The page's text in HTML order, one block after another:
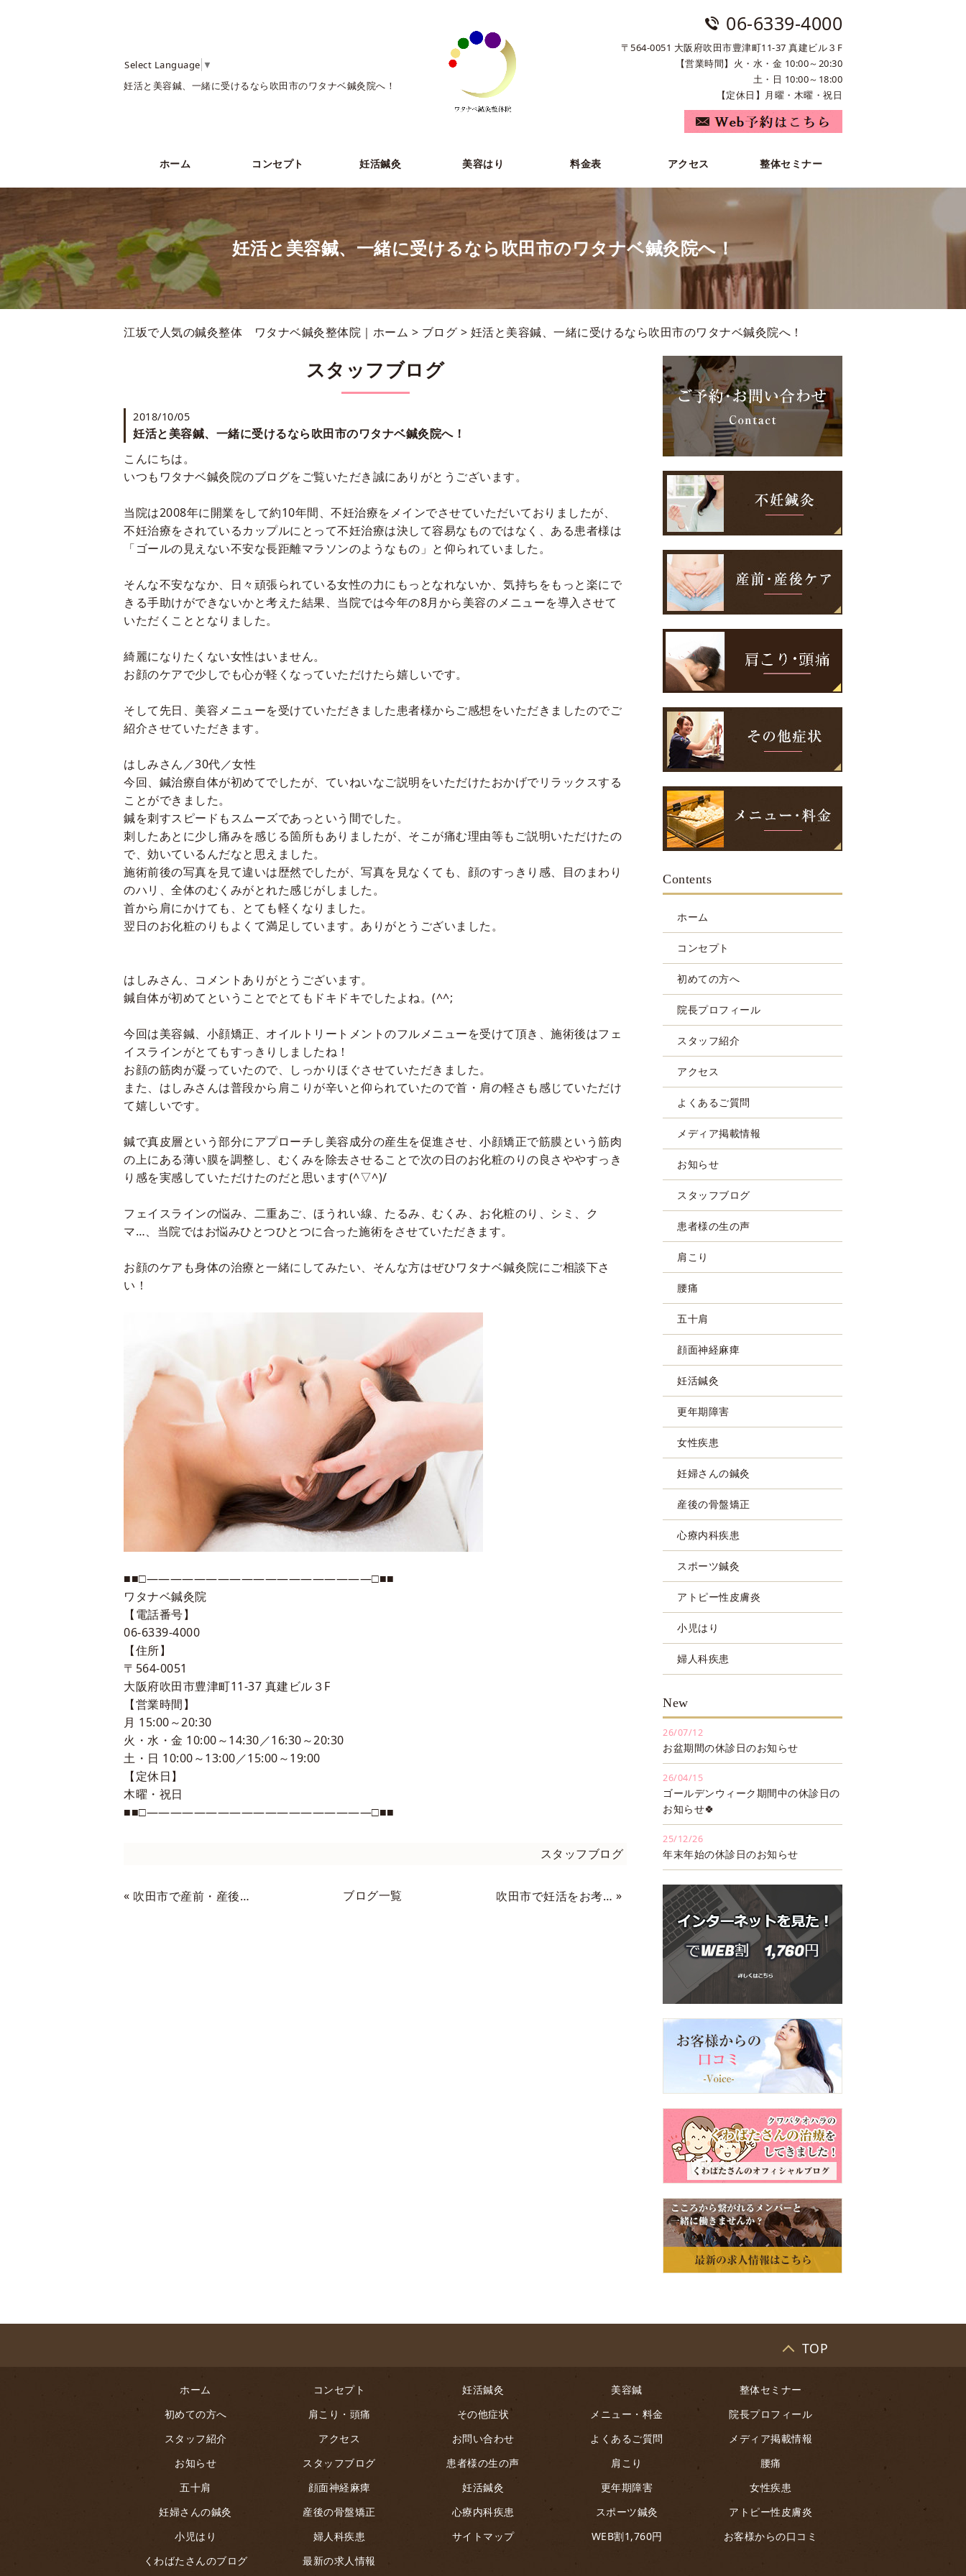
Select Language ▼
妊活と美容鍼、一緒に受けるなら吹田市のワタナベ鍼灸院へ！
06-6339-4000
〒564-0051 大阪府吹田市豊津町11-37 真建ビル３F
【営業時間】火・水・金 10:00～20:30
土・日 10:00～18:00
【定休日】月曜・木曜・祝日
ホーム コンセプト 妊活鍼灸 美容はり 料金表 アクセス 整体セミナー
妊活と美容鍼、一緒に受けるなら吹田市のワタナベ鍼灸院へ！
江坂で人気の鍼灸整体 ワタナベ鍼灸整体院｜ホーム > ブログ > 妊活と美容鍼、一緒に受けるなら吹田市のワタナベ鍼灸院へ！
スタッフブログ
2018/10/05
妊活と美容鍼、一緒に受けるなら吹田市のワタナベ鍼灸院へ！
こんにちは。
いつもワタナベ鍼灸院のブログをご覧いただき誠にありがとうございます。
当院は2008年に開業をして約10年間、不妊治療をメインでさせていただいておりましたが、
不妊治療をされているカップルにとって不妊治療は決して容易なものではなく、ある患者様は
「ゴールの見えない不安な長距離マラソンのようなもの」と仰られていました。
そんな不安ななか、日々頑張られている女性の力にもっとなれないか、気持ちをもっと楽にで
きる手助けができないかと考えた結果、当院では今年の8月から美容のメニューを導入させて
いただくこととなりました。
綺麗になりたくない女性はいません。
お顔のケアで少しでも心が軽くなっていただけたら嬉しいです。
そして先日、美容メニューを受けていただきました患者様からご感想をいただきましたのでご
紹介させていただきます。
はしみさん／30代／女性
今回、鍼治療自体が初めてでしたが、ていねいなご説明をいただけたおかげでリラックスする
ことができました。
鍼を刺すスピードもスムーズであっという間でした。
刺したあとに少し痛みを感じる箇所もありましたが、そこが痛む理由等もご説明いただけたの
で、効いているんだなと思えました。
施術前後の写真を見て違いは歴然でしたが、写真を見なくても、顔のすっきり感、目のまわり
のハリ、全体のむくみがとれた感じがしました。
首から肩にかけても、とても軽くなりました。
翌日のお化粧のりもよくて満足しています。ありがとうございました。
はしみさん、コメントありがとうございます。
鍼自体が初めてということでとてもドキドキでしたよね。(^^;
今回は美容鍼、小顔矯正、オイルトリートメントのフルメニューを受けて頂き、施術後はフェ
イスラインがとてもすっきりしましたね！
お顔の筋肉が凝っていたので、しっかりほぐさせていただきました。
また、はしみさんは普段から肩こりが辛いと仰られていたので首・肩の軽さも感じていただけ
て嬉しいです。
鍼で真皮層という部分にアプローチし美容成分の産生を促進させ、小顔矯正で筋膜という筋肉
の上にある薄い膜を調整し、むくみを除去させることで次の日のお化粧のりの良さややすっき
り感を実感していただけたのだと思います(^▽^)/
フェイスラインの悩み、二重あご、ほうれい線、たるみ、むくみ、お化粧のり、シミ、ク
マ…、当院ではお悩みひとつひとつに合った施術をさせていただきます。
お顔のケアも身体の治療と一緒にしてみたい、そんな方はぜひワタナベ鍼灸院にご相談下さ
い！
■■□―――――――――――――――――――□■■
ワタナベ鍼灸院
【電話番号】
06-6339-4000
【住所】
〒564-0051
大阪府吹田市豊津町11-37 真建ビル３F
【営業時間】
月 15:00～20:30
火・水・金 10:00～14:30／16:30～20:30
土・日 10:00～13:00／15:00～19:00
【定休日】
木曜・祝日
■■□―――――――――――――――――――□■■
スタッフブログ
« 吹田市で産前・産後をお考えの方へ ワタナベ鍼灸院の産前・産後治療 ブログ一覧 吹田市で妊活をお考えの方へ 生理のお悩みをお持ちの方 »
Contents
ホーム
コンセプト
初めての方へ
院長プロフィール
スタッフ紹介
アクセス
よくあるご質問
メディア掲載情報
お知らせ
スタッフブログ
患者様の生の声
肩こり
腰痛
五十肩
顔面神経麻痺
妊活鍼灸
更年期障害
女性疾患
妊婦さんの鍼灸
産後の骨盤矯正
心療内科疾患
スポーツ鍼灸
アトピー性皮膚炎
小児はり
婦人科疾患
New
26/07/12
お盆期間の休診日のお知らせ
26/04/15
ゴールデンウィーク期間中の休診日の
お知らせ🍀
25/12/26
年末年始の休診日のお知らせ
TOP
ホーム コンセプト 妊活鍼灸 美容鍼
整体セミナー
初めての方へ
肩こり・頭痛 その他症状 メニュー・料金
院長プロフィール
スタッフ紹介
アクセス お問い合わせ よくあるご質問
メディア掲載情報
お知らせ
スタッフブログ 患者様の生の声 肩こり
腰痛
五十肩
顔面神経麻痺 妊活鍼灸 更年期障害
女性疾患
妊婦さんの鍼灸
産後の骨盤矯正 心療内科疾患 スポーツ鍼灸
アトピー性皮膚炎
小児はり
婦人科疾患 サイトマップ WEB割1,760円
お客様からの口コミ
くわばたさんのブログ
最新の求人情報